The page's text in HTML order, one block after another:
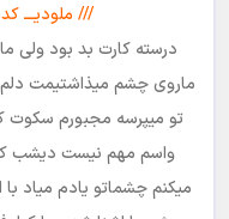
/// ملودیـــ
درسته کارت بد بود
ماروی چشم میذاشتیمت
تو میپرسه مجبورم سکوت
واسم مهم نیست دیشب
میکنم چشماتو یادم میاد با